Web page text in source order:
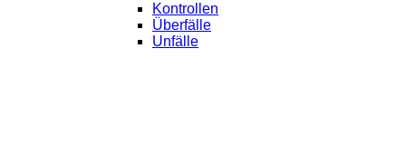
Kontrollen
Überfälle
Unfälle